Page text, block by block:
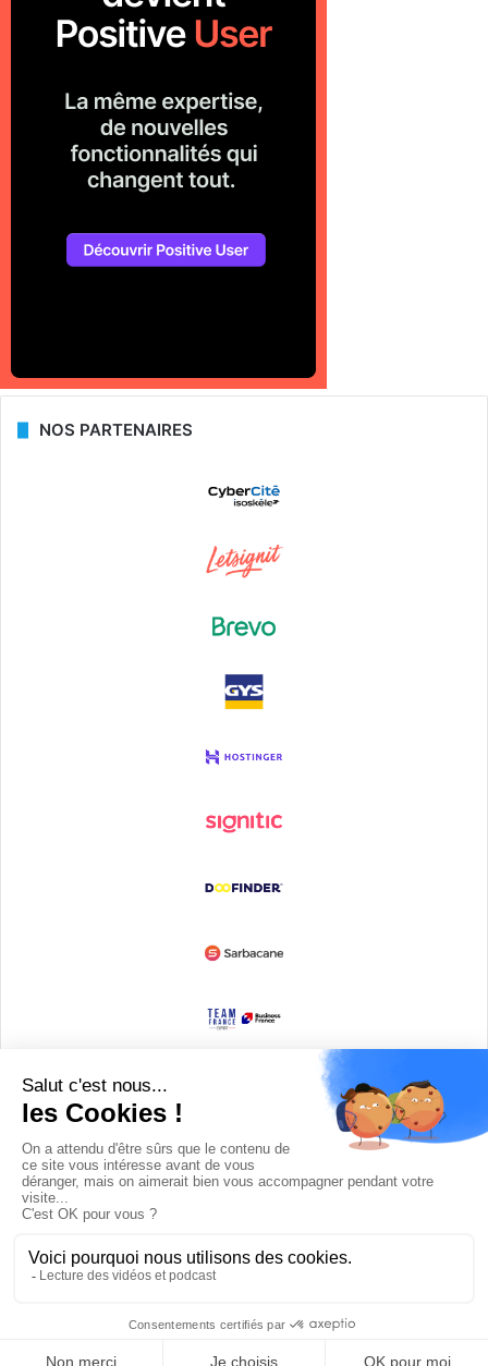
NOS PARTENAIRES
Devenir partenaire
© Copyright 2008 / 2026,DECODE MEDIA, The Innovation Media
Company.All Rights Reserved
TwitterRSS